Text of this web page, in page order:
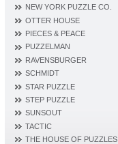
NEW YORK PUZZLE CO.
OTTER HOUSE
PIECES & PEACE
PUZZELMAN
RAVENSBURGER
SCHMIDT
STAR PUZZLE
STEP PUZZLE
SUNSOUT
TACTIC
THE HOUSE OF PUZZLES